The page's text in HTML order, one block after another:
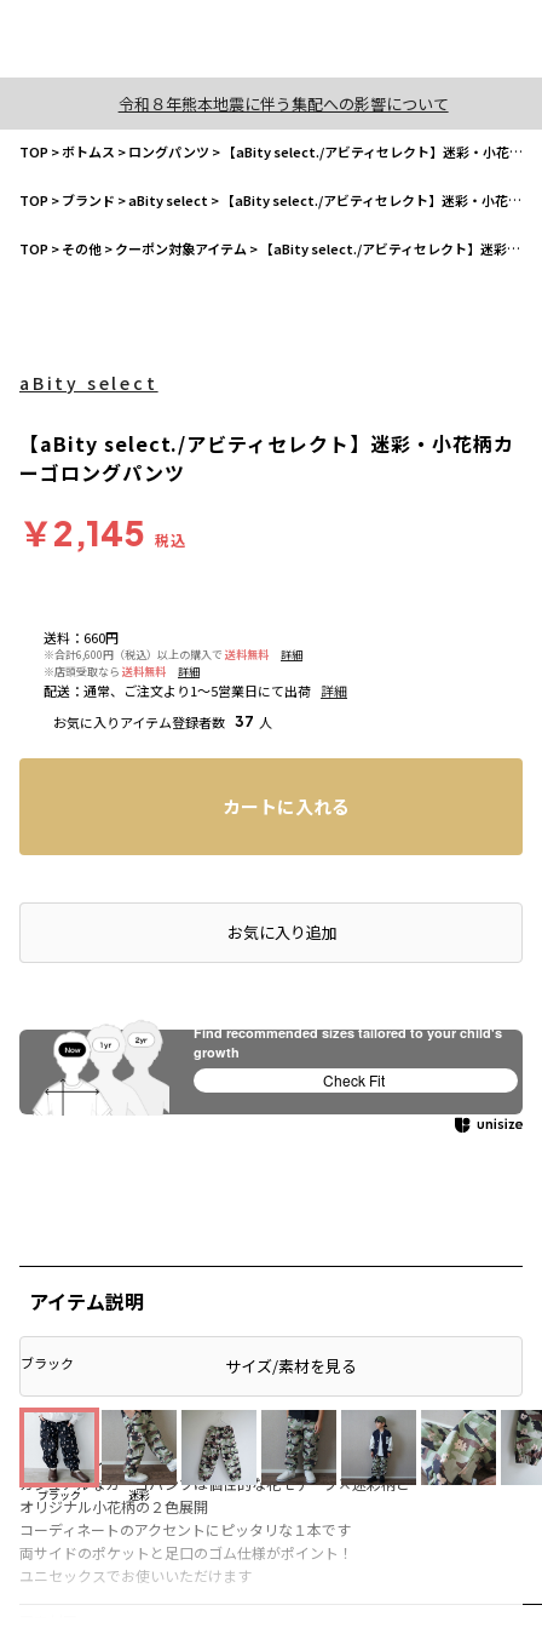
令和８年熊本地震に伴う集配への影響について
TOP>ボトムス >ロングパンツ > 【aBity select./アビティセレクト】迷彩・小花柄カーゴロングパンツ
TOP>ブランド >aBity select > 【aBity select./アビティセレクト】迷彩・小花柄カーゴロングパンツ
TOP>その他>クーポン対象アイテム > 【aBity select./アビティセレクト】迷彩・小花柄カーゴロングパンツ
ブラック
ブラック 迷彩
送料 ： 660円
※合計6,600円（税込）以上の購入で 送料無料
詳細
※店頭受取なら 送料無料 詳細
配送 ： 通常、ご注文より1～5営業日にて出荷 詳細
お気に入りアイテム登録者数 37 人
aBity select
【aBity select./アビティセレクト】迷彩・小花柄カ
ーゴロングパンツ
￥2,145 税込
カートに入れる
店頭在庫を確認するお気に入り追加
アイテム説明
サイズ/素材を見る
■商品ポイント■
カジュアルなカーゴパンツは個性的な花モチーフ×迷彩柄と
オリジナル小花柄の２色展開
コーディネートのアクセントにピッタリな１本です
両サイドのポケットと足口のゴム仕様がポイント！
ユニセックスでお使いいただけます
Find recommended sizes tailored to your child's
growth
Check Fit